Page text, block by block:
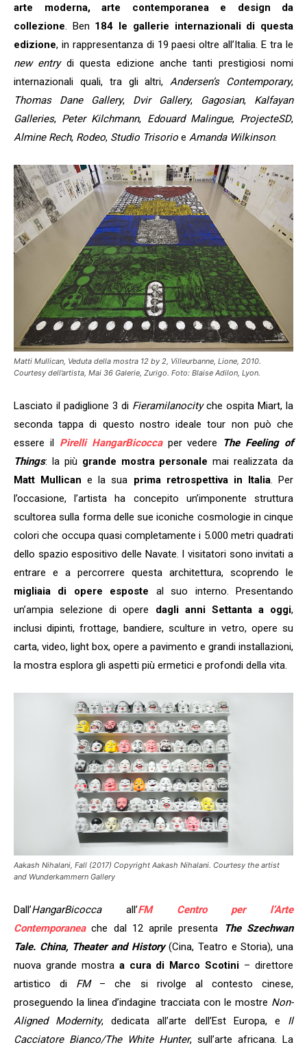
arte moderna, arte contemporanea e design da
collezione. Ben 184 le gallerie internazionali di questa
edizione, in rappresentanza di 19 paesi oltre all’Italia. E tra le
new entrydi questa edizione anche tanti prestigiosi nomi
internazionali quali, tra gli altri,Andersen’s Contemporary,
Thomas Dane Gallery, Dvir Gallery, Gagosian, Kalfayan
Galleries, Peter Kilchmann, Edouard Malingue, ProjecteSD,
Almine Rech, Rodeo, Studio Trisorio e Amanda Wilkinson.
Matti Mullican, Veduta della mostra 12 by 2, Villeurbanne, Lione, 2010.
Courtesy dell’artista, Mai 36 Galerie, Zurigo. Foto: Blaise Adilon, Lyon.
Lasciato il padiglione 3 di Fieramilanocityche ospita Miart, la
seconda tappa di questo nostro ideale tour non può che
essere il Pirelli HangarBicoccaper vedere The Feeling of
Things: la più grande mostra personale mai realizzata da
Matt Mullican e la sua prima retrospettiva in Italia. Per
l’occasione, l’artista ha concepito un’imponente struttura
scultorea sulla forma delle sue iconiche cosmologie in cinque
colori che occupa quasi completamente i 5.000 metri quadrati
dello spazio espositivo delle Navate. I visitatori sono invitati a
entrare e a percorrere questa architettura, scoprendo le
migliaia di opere esposte al suo interno. Presentando
un’ampia selezione di opere dagli anni Settanta a oggi,
inclusi dipinti, frottage, bandiere, sculture in vetro, opere su
carta, video, light box, opere a pavimento e grandi installazioni,
la mostra esplora gli aspetti più ermetici e profondi della vita.
Aakash Nihalani, Fall (2017) Copyright Aakash Nihalani. Courtesy the artist
and Wunderkammern Gallery
Dall’HangarBicoccaall’FM Centro per l’Arte
Contemporanea che dal 12 aprile presenta
The Szechwan
Tale. China, Theater and History (Cina, Teatro e Storia), una
nuova grande mostraa cura di Marco Scotini – direttore
artistico di FM– che si rivolge al contesto cinese,
proseguendo la linea d’indagine tracciata con le mostre Non-
Aligned Modernity, dedicata all’arte dell’Est Europa, e Il
Cacciatore Bianco/The White Hunter, sull’arte africana. La